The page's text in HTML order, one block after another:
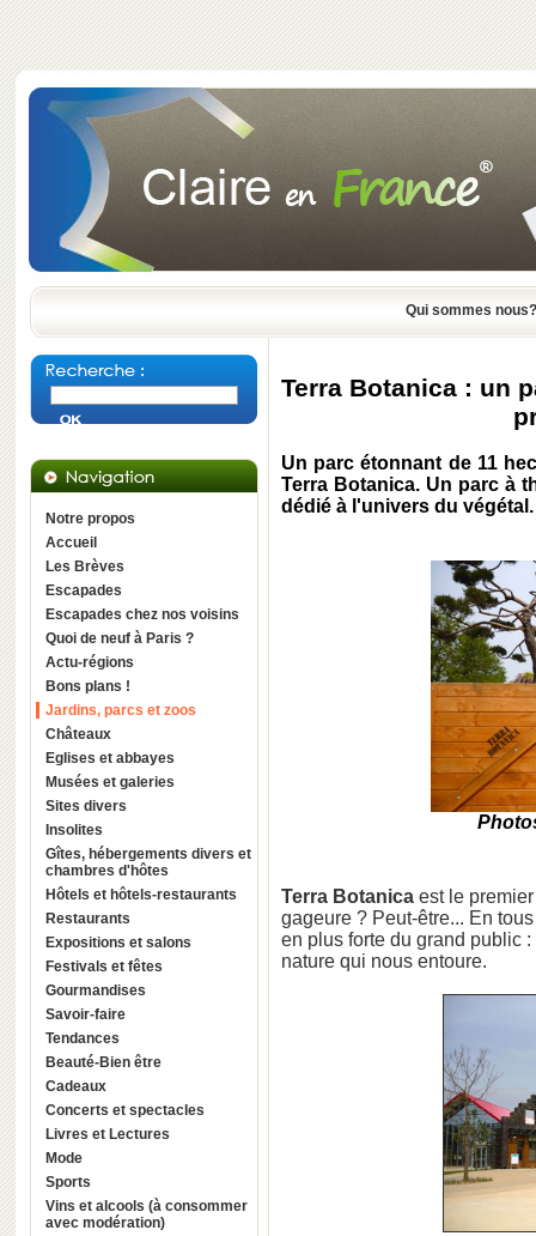
Qui sommes nous?
Notre propos
Accueil
Les Brèves
Escapades
Escapades chez nos voisins
Quoi de neuf à Paris ?
Actu-régions
Bons plans !
Jardins, parcs et zoos
Châteaux
Eglises et abbayes
Musées et galeries
Sites divers
Insolites
Gîtes, hébergements divers et
chambres d'hôtes
Hôtels et hôtels-restaurants
Restaurants
Expositions et salons
Festivals et fêtes
Gourmandises
Savoir-faire
Tendances
Beauté-Bien être
Cadeaux
Concerts et spectacles
Livres et Lectures
Mode
Sports
Vins et alcools (à consommer
avec modération)
Terra Botanica : un
Un parc étonnant de 11
Terra Botanica. Un parc à
dédié à l'univers du végétal.
Terra Botanica est le
gageure ? Peut-être... En
en plus forte du grand public
nature qui nous entoure.